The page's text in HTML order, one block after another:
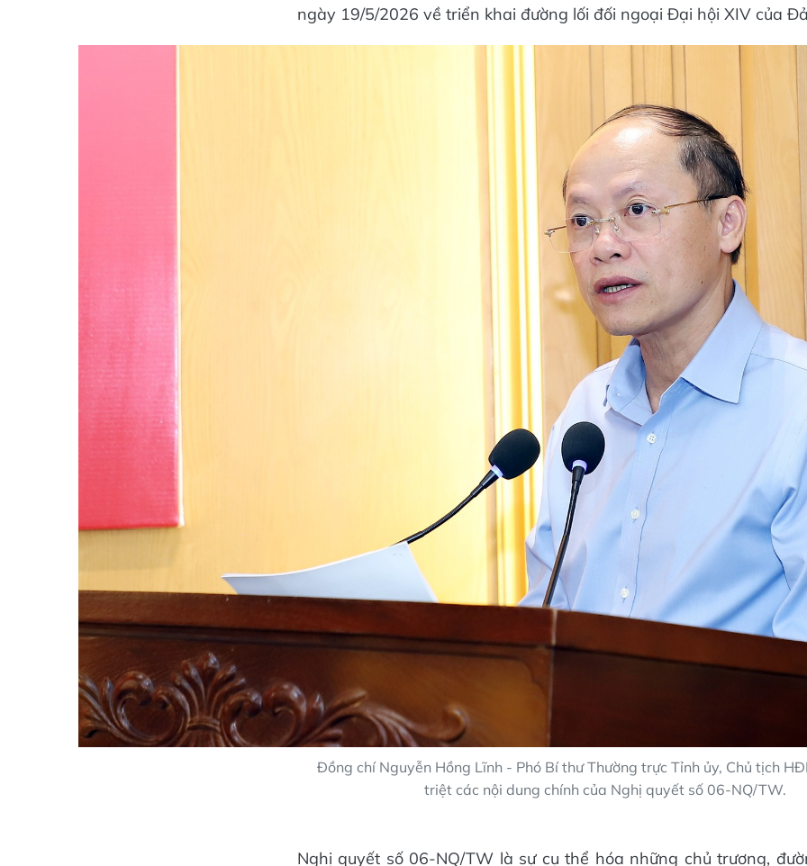
ngày 19/5/2026 về triển khai đường lối đối ngoại Đại hội XIV của
Đồng chí Nguyễn Hồng Lĩnh - Phó Bí thư Thường trực Tỉnh ủy, Chủ tịch
triệt các nội dung chính của Nghị quyết số 06-NQ/TW.
Nghị quyết số 06-NQ/TW là sự cụ thể hóa những chủ trương,